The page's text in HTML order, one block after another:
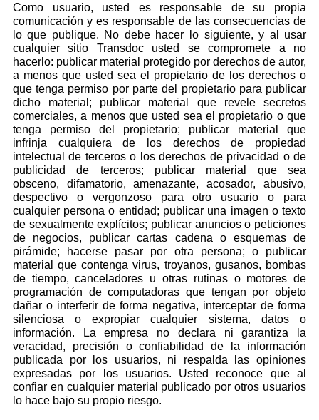
Como usuario, usted es responsable de su propia
comunicación y es responsable de las consecuencias de
lo que publique. No debe hacer lo siguiente, y al usar
cualquier sitio Transdoc usted se compromete a no
hacerlo: publicar material protegido por derechos de autor,
a menos que usted sea el propietario de los derechos o
que tenga permiso por parte del propietario para publicar
dicho material; publicar material que revele secretos
comerciales, a menos que usted sea el propietario o que
tenga permiso del propietario; publicar material que
infrinja cualquiera de los derechos de propiedad
intelectual de terceros o los derechos de privacidad o de
publicidad de terceros; publicar material que sea
obsceno, difamatorio, amenazante, acosador, abusivo,
despectivo o vergonzoso para otro usuario o para
cualquier persona o entidad; publicar una imagen o texto
de sexualmente explícitos; publicar anuncios o peticiones
de negocios, publicar cartas cadena o esquemas de
pirámide; hacerse pasar por otra persona; o publicar
material que contenga virus, troyanos, gusanos, bombas
de tiempo, canceladores u otras rutinas o motores de
programación de computadoras que tengan por objeto
dañar o interferir de forma negativa, interceptar de forma
silenciosa o expropiar cualquier sistema, datos o
información. La empresa no declara ni garantiza la
veracidad, precisión o confiabilidad de la información
publicada por los usuarios, ni respalda las opiniones
expresadas por los usuarios. Usted reconoce que al
confiar en cualquier material publicado por otros usuarios
lo hace bajo su propio riesgo.